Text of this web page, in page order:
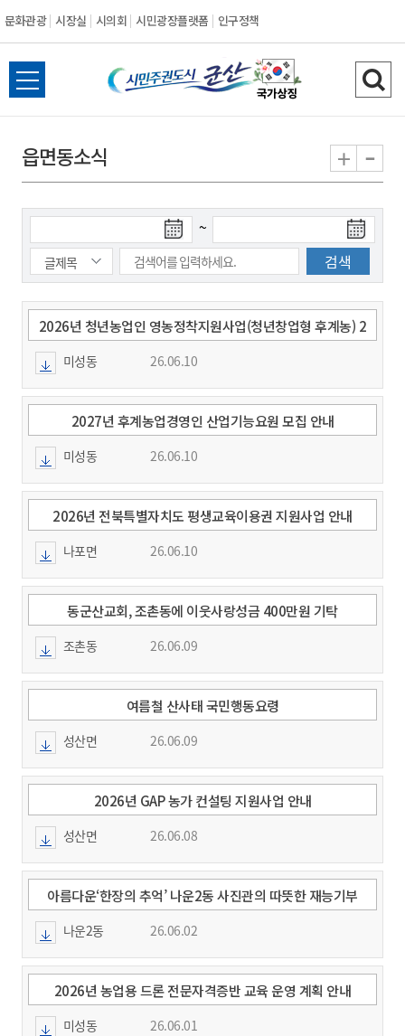
문화관광 시장실 시의회 시민광장플랫폼 인구정책
시
민
권
도
시
군
산
전
체
뉴
열
검
색
기
읍면동소식 + -
색
시
일
~
색
종
일
2026년 청년농업인 영농정착지원사업(청년창업형 후계농) 2
차 선발 신청 .접수 알림
미성동 26.06.10
2027년 후계농업경영인 산업기능요원 모집 안내
미성동 26.06.10
2026년 전북특별자치도 평생교육이용권 지원사업 안내
나포면 26.06.10
동군산교회, 조촌동에 이웃사랑성금 400만원 기탁
조촌동 26.06.09
여름철 산사태 국민행동요령
성산면 26.06.09
2026년 GAP 농가 컨설팅 지원사업 안내
성산면 26.06.08
아름다운‘한장의 추억’ 나운2동 사진관의 따뜻한 재능기부
나운2동 26.06.02
2026년 농업용 드론 전문자격증반 교육 운영 계획 안내
미성동 26.06.01